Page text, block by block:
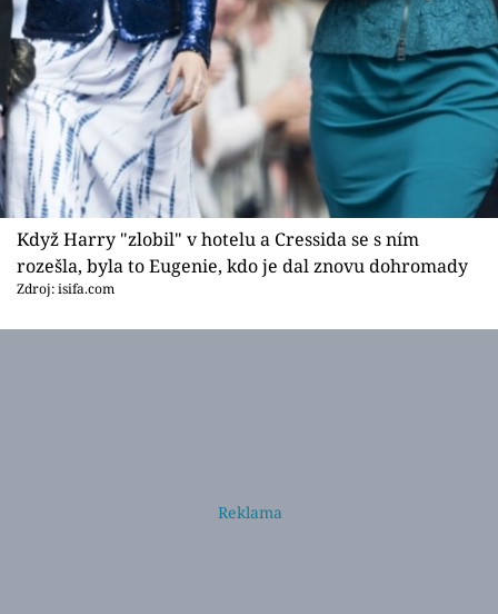
Když Harry "zlobil" v hotelu a Cressida se s ním
rozešla, byla to Eugenie, kdo je dal znovu dohromady
Zdroj: isifa.com